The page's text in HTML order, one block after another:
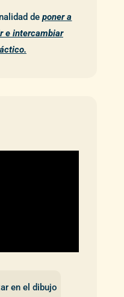
deponer a
e intercambiar
en el dibujo